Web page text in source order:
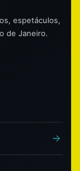
espetáculos,
de Janeiro.